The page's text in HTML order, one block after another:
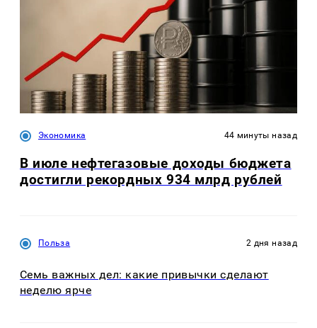
Экономика 44 минуты назад
В июле нефтегазовые доходы бюджета
достигли рекордных 934 млрд рублей
Польза 2 дня назад
Семь важных дел: какие привычки сделают
неделю ярче